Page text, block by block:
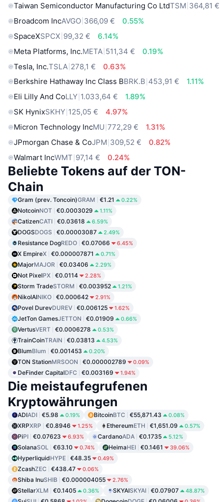
Taiwan Semiconductor Manufacturing Co LtdTSM 364,81 €
Broadcom IncAVGO 366,09 €
0.55%
SpaceXSPCX 99,32 €
6.14%
Meta Platforms, Inc.META 511,34 €
0.19%
Tesla, Inc.TSLA 278,1 €
0.63%
Berkshire Hathaway Inc Class BBRK.B 453,91 €
1.11%
Eli Lilly And CoLLY 1.033,64 €
1.89%
SK HynixSKHY 125,05 €
4.97%
Micron Technology IncMU 772,29 €
1.31%
JPmorgan Chase & CoJPM 309,52 €
0.82%
Walmart IncWMT 97,14 € 0.24%
Beliebte Tokens auf der TON-
Chain
Gram (prev. Toncoin)GRAM €1.21 0.22%
NotcoinNOT €0.0003029 1.11%
CatizenCATI €0.03618 6.59%
DOGSDOGS €0.00003087 2.49%
Resistance DogREDO €0.07066 6.45%
X EmpireX €0.000007871 0.71%
MajorMAJOR €0.03406 2.29%
Not PixelPX €0.0114 2.28%
Storm TradeSTORM €0.003952 1.21%
NikolAINIKO €0.000642 2.91%
Povel DurevDUREV €0.006125 1.62%
JetTon GamesJETTON €0.01909 0.66%
VertusVERT €0.0006278 0.53%
TrainCoinTRAIN €0.03813 4.53%
BlumBlum €0.001453 0.20%
TON StationMRSOON €0.000002789 0.09%
DeFinder CapitalDFC €0.003169 1.94%
Die meistaufegrufenen
Kryptowährungen
ADIADI €5.98 0.19% BitcoinBTC €55,871.43 0.08%
XRPXRP €0.8946 1.25% EthereumETH €1,651.09 0.57%
PiPI €0.07623 6.93% CardanoADA €0.1735 5.12%
SolanaSOL €63.10 0.74% HeimaHEI €0.1461 39.06%
HyperliquidHYPE €48.35 0.49%
ZcashZEC €438.47 0.06%
Shiba InuSHIB €0.000004055 2.76%
StellarXLM €0.1405 0.36% SKYAISKYAI €0.07907 48.87%